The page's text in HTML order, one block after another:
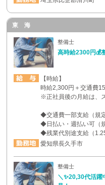
東 海
整備士
高時給2300円💰
【時給】
時給2,300円＋交通費
※正社員後の月給は、
◆交通費一部支給（規定
◆日払い・週払い可（
◆残業代別途支給（
愛知県長久手市
整備士
＼✨20,30代活躍